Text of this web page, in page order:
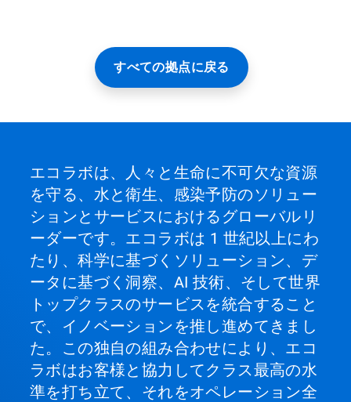
すべての拠点に戻る
エコラボは、人々と生命に不可欠な資源
を守る、水と衛生、感染予防のソリュー
ションとサービスにおけるグローバルリ
ーダーです。エコラボは 1 世紀以上にわ
たり、科学に基づくソリューション、デ
ータに基づく洞察、AI 技術、そして世界
トップクラスのサービスを統合すること
で、イノベーションを推し進めてきまし
た。この独自の組み合わせにより、エコ
ラボはお客様と協力してクラス最高の水
準を打ち立て、それをオペレーション全